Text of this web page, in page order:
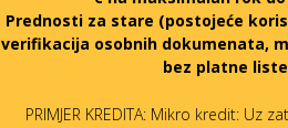
Prednosti za stare (postojeće
verifikacija osobnih dokumenata,
bez platne liste
PRIMJER KREDITA: Mikro kredit: Uz